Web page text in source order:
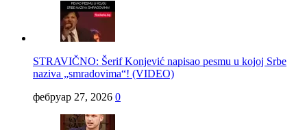
STRAVIČNO: Šerif Konjević napisao pesmu u kojoj Srbe
naziva „smradovima“! (VIDEO)
фебруар 27, 2026 0